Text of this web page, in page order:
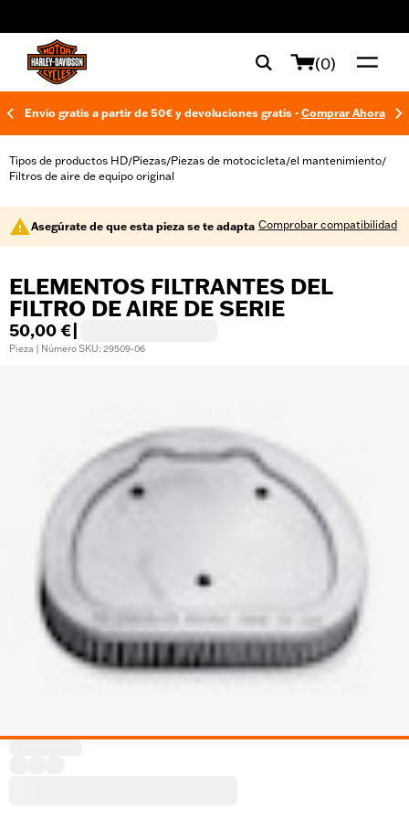
(0)
Envío gratis a partir de 50€ y devoluciones gratis - Comprar Ahora
Tipos de productos HD/Piezas/Piezas de motocicleta/el mantenimiento/
Filtros de aire de equipo original
Asegúrate de que esta pieza se te adapta Comprobar compatibilidad
ELEMENTOS FILTRANTES DEL
FILTRO DE AIRE DE SERIE
50,00 €
Pieza | Número SKU: 29509-06